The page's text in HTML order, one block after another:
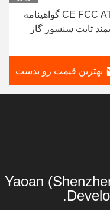
CE FCC ATEX گواهینامه
ثابت سنسور گاز
گاز تحلیلگر
بهترین قیمت رو بدست
Yaoan